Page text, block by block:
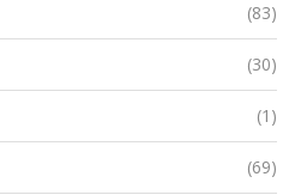
(83)
(30)
(1)
(69)